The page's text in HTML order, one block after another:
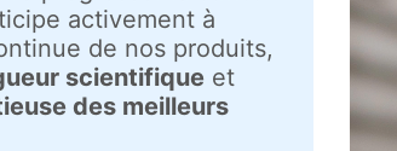
activement à
de nos produits,
scientifique et
des meilleurs